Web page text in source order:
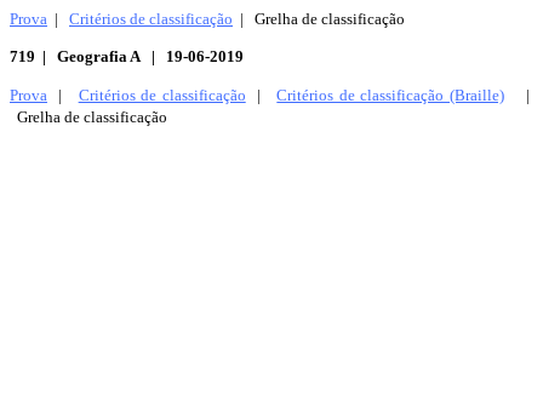
Prova | Critérios de classificação | Grelha de classificação
719 | Geografia A | 19-06-2019
Prova | Critérios de classificação |Critérios de classificação (Braille)|
Grelha de classificação